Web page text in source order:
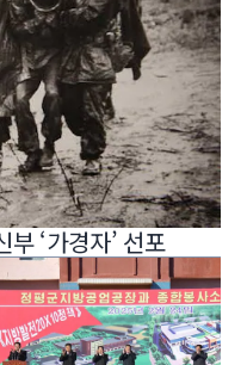
부 ‘가경자’ 선포